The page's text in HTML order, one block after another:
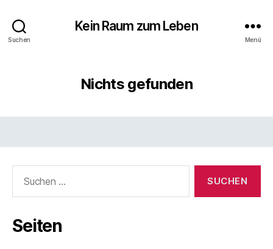
Suchen
Kein Raum zum Leben
Menü
Nichts gefunden
nach:
Seiten